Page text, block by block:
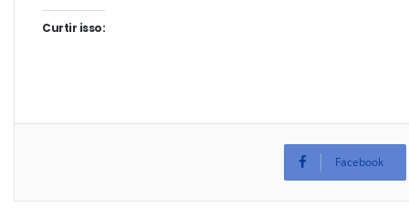
Curtir isso:
Facebook